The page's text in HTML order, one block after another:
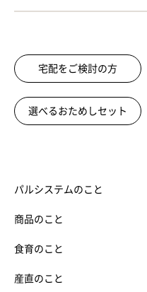
宅配をご検討の方
選べるおためしセット
パルシステムのこと
商品のこと
食育のこと
産直のこと